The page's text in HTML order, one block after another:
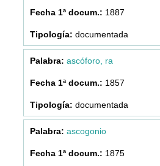
1887
documentada
ascóforo, ra
1857
documentada
ascogonio
1875